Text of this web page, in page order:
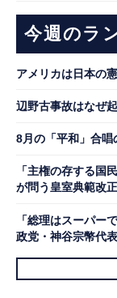
今週のラ
アメリカは日本の
辺野古事故はなぜ
8月の「平和」合
「主権の存する
が問う皇室典範改
「総理はスーパ
政党・神谷宗幣代